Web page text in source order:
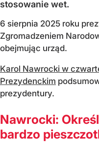
stosowanie wet.
6 sierpnia 2025 roku
Zgromadzeniem
obejmując urząd.
Karol Nawrocki w
Prezydenckim
prezydentury.
Nawrocki:
bardzo